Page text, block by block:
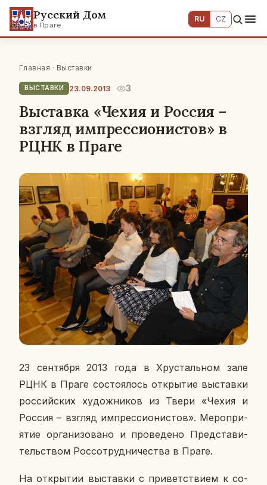
Русский Дом
в Праге
RU CZ
Главная · Выставки
ВЫСТАВКИ 23.09.2013 3
Выставка «Чехия и Россия –
взгляд импрессионистов» в
РЦНК в Праге
23 сен­тяб­ря 2013 года в Хру­сталь­ном зале
РЦНК в Праге со­сто­я­лось от­кры­тие вы­став­ки
рос­сий­ских ху­дож­ни­ков из Твери «Чехия и
Россия – взгляд им­прес­си­о­ни­стов». Ме­ро­при­
я­тие ор­га­ни­зо­ва­но и про­ве­де­но Пред­ста­ви­
тель­ством Рос­со­труд­ни­че­ства в Праге.
На от­кры­тии вы­став­ки с при­вет­стви­ем к со­